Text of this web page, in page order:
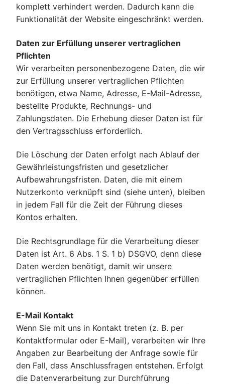
komplett verhindert werden. Dadurch kann die
Funktionalität der Website eingeschränkt werden.
Daten zur Erfüllung unserer vertraglichen
Pflichten
Wir verarbeiten personenbezogene Daten, die wir
zur Erfüllung unserer vertraglichen Pflichten
benötigen, etwa Name, Adresse, E-Mail-Adresse,
bestellte Produkte, Rechnungs- und
Zahlungsdaten. Die Erhebung dieser Daten ist für
den Vertragsschluss erforderlich.
Die Löschung der Daten erfolgt nach Ablauf der
Gewährleistungsfristen und gesetzlicher
Aufbewahrungsfristen. Daten, die mit einem
Nutzerkonto verknüpft sind (siehe unten), bleiben
in jedem Fall für die Zeit der Führung dieses
Kontos erhalten.
Die Rechtsgrundlage für die Verarbeitung dieser
Daten ist Art. 6 Abs. 1 S. 1 b) DSGVO, denn diese
Daten werden benötigt, damit wir unsere
vertraglichen Pflichten Ihnen gegenüber erfüllen
können.
E-Mail Kontakt
Wenn Sie mit uns in Kontakt treten (z. B. per
Kontaktformular oder E-Mail), verarbeiten wir Ihre
Angaben zur Bearbeitung der Anfrage sowie für
den Fall, dass Anschlussfragen entstehen. Erfolgt
die Datenverarbeitung zur Durchführung